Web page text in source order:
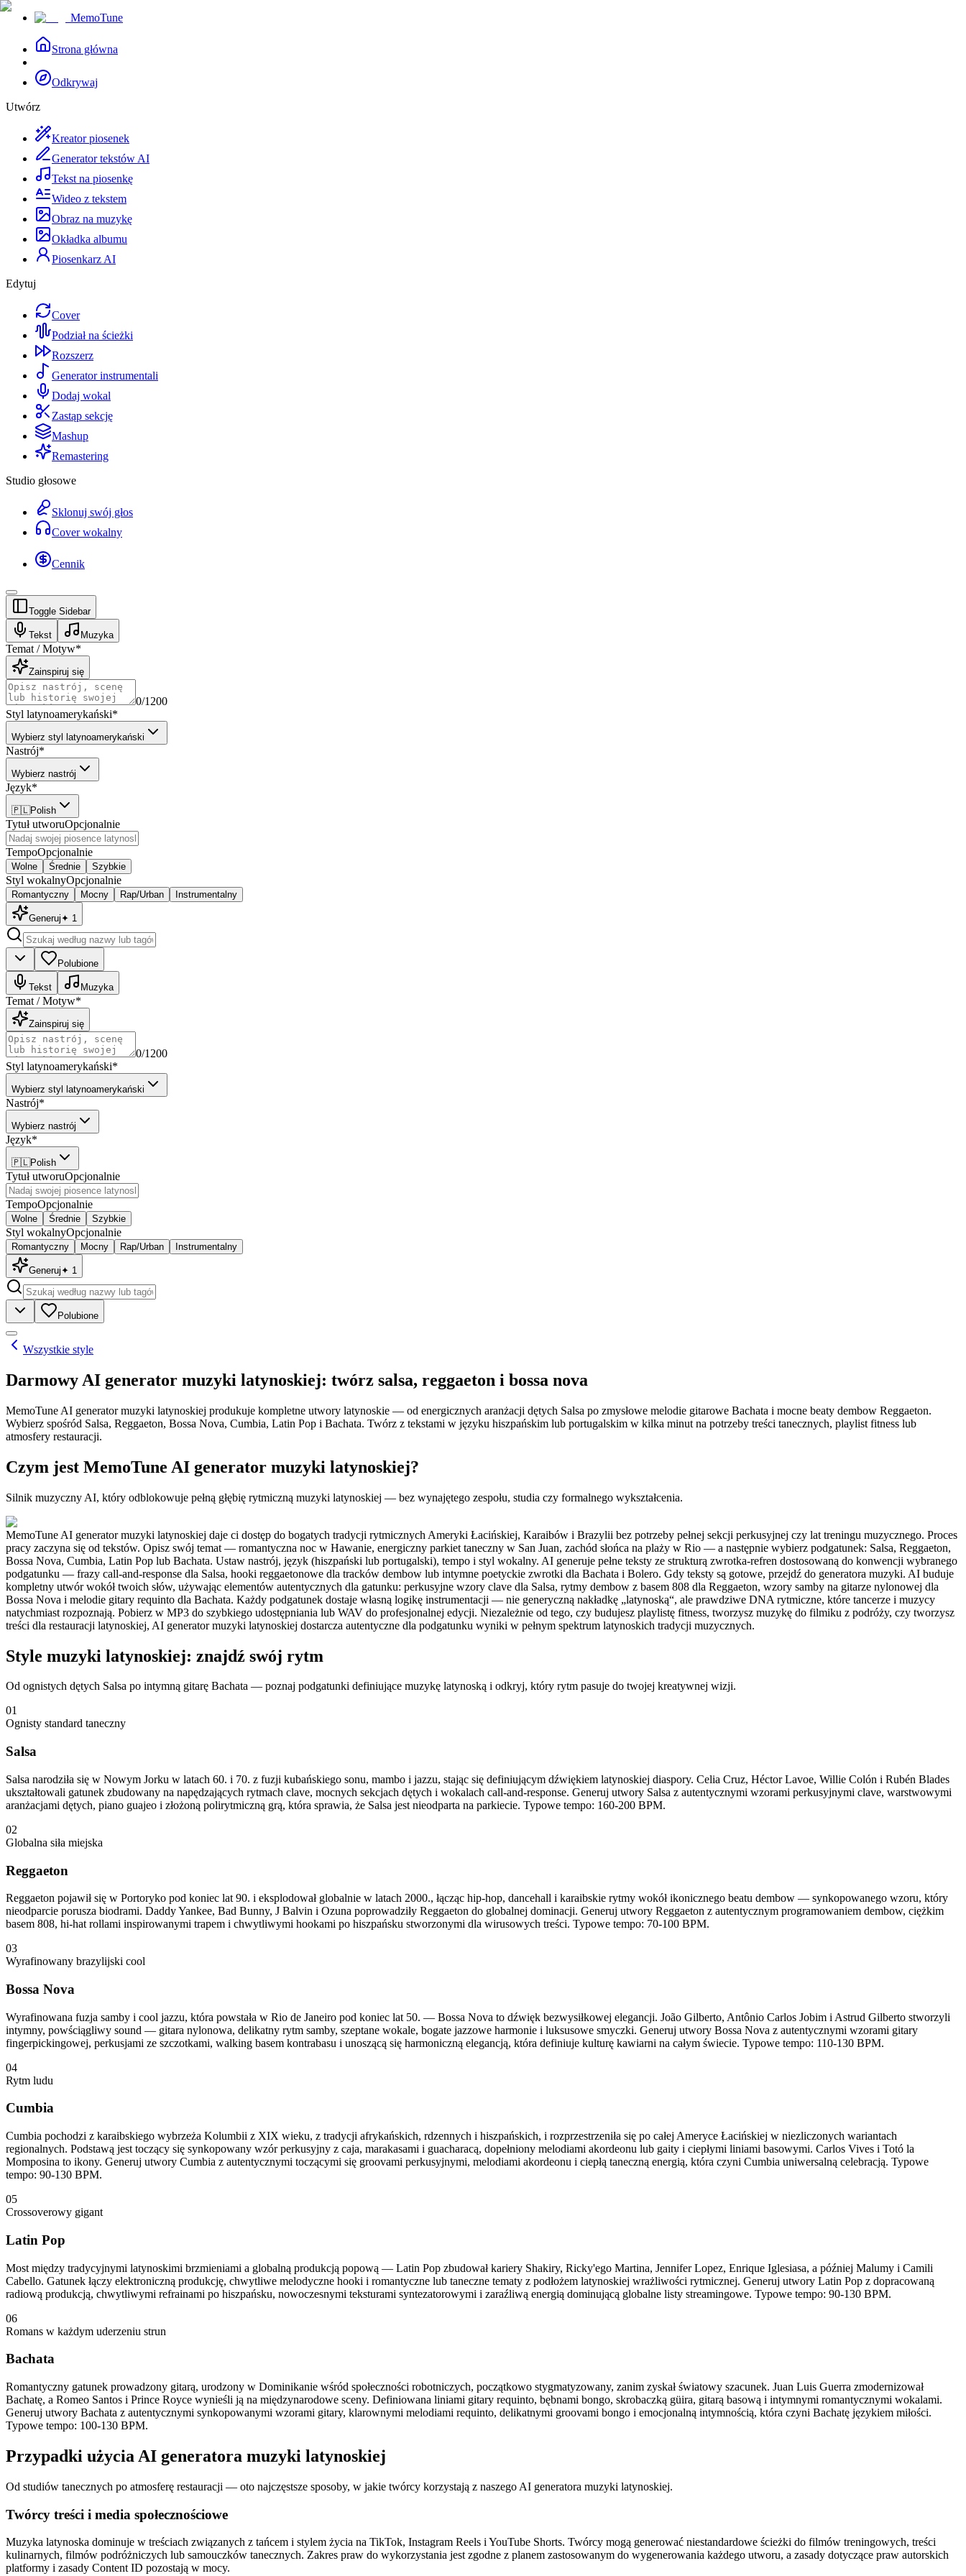
MemoTune
Strona główna
Odkrywaj
Utwórz
Kreator piosenek
Generator tekstów AI
Tekst na piosenkę
Wideo z tekstem
Obraz na muzykę
Okładka albumu
Piosenkarz AI
Edytuj
Cover
Podział na ścieżki
Rozszerz
Generator instrumentali
Dodaj wokal
Zastąp sekcję
Mashup
Remastering
Studio głosowe
Sklonuj swój głos
Cover wokalny
Cennik
Toggle Sidebar
Tekst Muzyka
Temat / Motyw*
Zainspiruj się
0/1200
Styl latynoamerykański*
Wybierz styl latynoamerykański
Nastrój*
Wybierz nastrój
Język*
🇵🇱Polish
Tytuł utworuOpcjonalnie
TempoOpcjonalnie
Wolne Średnie Szybkie
Styl wokalnyOpcjonalnie
Romantyczny Mocny Rap/Urban Instrumentalny
Generuj✦ 1
Polubione
Tekst Muzyka
Temat / Motyw*
Zainspiruj się
0/1200
Styl latynoamerykański*
Wybierz styl latynoamerykański
Nastrój*
Wybierz nastrój
Język*
🇵🇱Polish
Tytuł utworuOpcjonalnie
TempoOpcjonalnie
Wolne Średnie Szybkie
Styl wokalnyOpcjonalnie
Romantyczny Mocny Rap/Urban Instrumentalny
Generuj✦ 1
Polubione
Wszystkie style
Darmowy AI generator muzyki latynoskiej: twórz salsa, reggaeton i bossa nova
MemoTune AI generator muzyki latynoskiej produkuje kompletne utwory latynoskie — od energicznych aranżacji dętych Salsa po zmysłowe melodie gitarowe Bachata i mocne beaty dembow Reggaeton.
Wybierz spośród Salsa, Reggaeton, Bossa Nova, Cumbia, Latin Pop i Bachata. Twórz z tekstami w języku hiszpańskim lub portugalskim w kilka minut na potrzeby treści tanecznych, playlist fitness lub
atmosfery restauracji.
Czym jest MemoTune AI generator muzyki latynoskiej?
Silnik muzyczny AI, który odblokowuje pełną głębię rytmiczną muzyki latynoskiej — bez wynajętego zespołu, studia czy formalnego wykształcenia.
MemoTune AI generator muzyki latynoskiej daje ci dostęp do bogatych tradycji rytmicznych Ameryki Łacińskiej, Karaibów i Brazylii bez potrzeby pełnej sekcji perkusyjnej czy lat treningu muzycznego. Proces
pracy zaczyna się od tekstów. Opisz swój temat — romantyczna noc w Hawanie, energiczny parkiet taneczny w San Juan, zachód słońca na plaży w Rio — a następnie wybierz podgatunek: Salsa, Reggaeton,
Bossa Nova, Cumbia, Latin Pop lub Bachata. Ustaw nastrój, język (hiszpański lub portugalski), tempo i styl wokalny. AI generuje pełne teksty ze strukturą zwrotka-refren dostosowaną do konwencji wybranego
podgatunku — frazy call-and-response dla Salsa, hooki reggaetonowe dla tracków dembow lub intymne poetyckie zwrotki dla Bachata i Bolero. Gdy teksty są gotowe, przejdź do generatora muzyki. AI buduje
kompletny utwór wokół twoich słów, używając elementów autentycznych dla gatunku: perkusyjne wzory clave dla Salsa, rytmy dembow z basem 808 dla Reggaeton, wzory samby na gitarze nylonowej dla
Bossa Nova i melodie gitary requinto dla Bachata. Każdy podgatunek dostaje własną logikę instrumentacji — nie generyczną nakładkę „latynoską“, ale prawdziwe DNA rytmiczne, które tancerze i muzycy
natychmiast rozpoznają. Pobierz w MP3 do szybkiego udostępniania lub WAV do profesjonalnej edycji. Niezależnie od tego, czy budujesz playlistę fitness, tworzysz muzykę do filmiku z podróży, czy tworzysz
treści dla restauracji latynoskiej, AI generator muzyki latynoskiej dostarcza autentyczne dla podgatunku wyniki w pełnym spektrum latynoskich tradycji muzycznych.
Style muzyki latynoskiej: znajdź swój rytm
Od ognistych dętych Salsa po intymną gitarę Bachata — poznaj podgatunki definiujące muzykę latynoską i odkryj, który rytm pasuje do twojej kreatywnej wizji.
01
Ognisty standard taneczny
Salsa
Salsa narodziła się w Nowym Jorku w latach 60. i 70. z fuzji kubańskiego sonu, mambo i jazzu, stając się definiującym dźwiękiem latynoskiej diaspory. Celia Cruz, Héctor Lavoe, Willie Colón i Rubén Blades
ukształtowali gatunek zbudowany na napędzających rytmach clave, mocnych sekcjach dętych i wokalach call-and-response. Generuj utwory Salsa z autentycznymi wzorami perkusyjnymi clave, warstwowymi
aranżacjami dętych, piano guajeo i złożoną polirytmiczną grą, która sprawia, że Salsa jest nieodparta na parkiecie. Typowe tempo: 160-200 BPM.
02
Globalna siła miejska
Reggaeton
Reggaeton pojawił się w Portoryko pod koniec lat 90. i eksplodował globalnie w latach 2000., łącząc hip-hop, dancehall i karaibskie rytmy wokół ikonicznego beatu dembow — synkopowanego wzoru, który
nieodparcie porusza biodrami. Daddy Yankee, Bad Bunny, J Balvin i Ozuna poprowadziły Reggaeton do globalnej dominacji. Generuj utwory Reggaeton z autentycznym programowaniem dembow, ciężkim
basem 808, hi-hat rollami inspirowanymi trapem i chwytliwymi hookami po hiszpańsku stworzonymi dla wirusowych treści. Typowe tempo: 70-100 BPM.
03
Wyrafinowany brazylijski cool
Bossa Nova
Wyrafinowana fuzja samby i cool jazzu, która powstała w Rio de Janeiro pod koniec lat 50. — Bossa Nova to dźwięk bezwysiłkowej elegancji. João Gilberto, Antônio Carlos Jobim i Astrud Gilberto stworzyli
intymny, powściągliwy sound — gitara nylonowa, delikatny rytm samby, szeptane wokale, bogate jazzowe harmonie i luksusowe smyczki. Generuj utwory Bossa Nova z autentycznymi wzorami gitary
fingerpickingowej, perkusjami ze szczotkami, walking basem kontrabasu i unoszącą się harmoniczną elegancją, która definiuje kulturę kawiarni na całym świecie. Typowe tempo: 110-130 BPM.
04
Rytm ludu
Cumbia
Cumbia pochodzi z karaibskiego wybrzeża Kolumbii z XIX wieku, z tradycji afrykańskich, rdzennych i hiszpańskich, i rozprzestrzeniła się po całej Ameryce Łacińskiej w niezliczonych wariantach
regionalnych. Podstawą jest toczący się synkopowany wzór perkusyjny z caja, marakasami i guacharacą, dopełniony melodiami akordeonu lub gaity i ciepłymi liniami basowymi. Carlos Vives i Totó la
Momposina to ikony. Generuj utwory Cumbia z autentycznymi toczącymi się groovami perkusyjnymi, melodiami akordeonu i ciepłą taneczną energią, która czyni Cumbia uniwersalną celebracją. Typowe
tempo: 90-130 BPM.
05
Crossoverowy gigant
Latin Pop
Most między tradycyjnymi latynoskimi brzmieniami a globalną produkcją popową — Latin Pop zbudował kariery Shakiry, Ricky'ego Martina, Jennifer Lopez, Enrique Iglesiasa, a później Malumy i Camili
Cabello. Gatunek łączy elektroniczną produkcję, chwytliwe melodyczne hooki i romantyczne lub taneczne tematy z podłożem latynoskiej wrażliwości rytmicznej. Generuj utwory Latin Pop z dopracowaną
radiową produkcją, chwytliwymi refrainami po hiszpańsku, nowoczesnymi teksturami syntezatorowymi i zaraźliwą energią dominującą globalne listy streamingowe. Typowe tempo: 90-130 BPM.
06
Romans w każdym uderzeniu strun
Bachata
Romantyczny gatunek prowadzony gitarą, urodzony w Dominikanie wśród społeczności robotniczych, początkowo stygmatyzowany, zanim zyskał światowy szacunek. Juan Luis Guerra zmodernizował
Bachatę, a Romeo Santos i Prince Royce wynieśli ją na międzynarodowe sceny. Definiowana liniami gitary requinto, bębnami bongo, skrobaczką güira, gitarą basową i intymnymi romantycznymi wokalami.
Generuj utwory Bachata z autentycznymi synkopowanymi wzorami gitary, klarownymi melodiami requinto, delikatnymi groovami bongo i emocjonalną intymnością, która czyni Bachatę językiem miłości.
Typowe tempo: 100-130 BPM.
Przypadki użycia AI generatora muzyki latynoskiej
Od studiów tanecznych po atmosferę restauracji — oto najczęstsze sposoby, w jakie twórcy korzystają z naszego AI generatora muzyki latynoskiej.
Twórcy treści i media społecznościowe
Muzyka latynoska dominuje w treściach związanych z tańcem i stylem życia na TikTok, Instagram Reels i YouTube Shorts. Twórcy mogą generować niestandardowe ścieżki do filmów treningowych, treści
kulinarnych, filmów podróżniczych lub samouczków tanecznych. Zakres praw do wykorzystania jest zgodne z planem zastosowanym do wygenerowania każdego utworu, a zasady dotyczące praw autorskich
platformy i zasady Content ID pozostają w mocy.